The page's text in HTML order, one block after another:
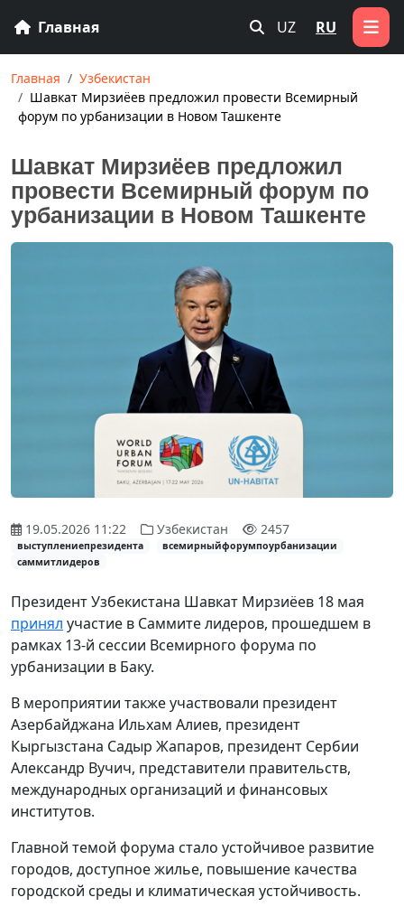
Главная UZ RU
Главная
Узбекистан
Шавкат Мирзиёев предложил провести Всемирный
форум по урбанизации в Новом Ташкенте
Шавкат Мирзиёев предложил
провести Всемирный форум по
урбанизации в Новом Ташкенте
19.05.2026 11:22 Узбекистан 2457
выступлениепрезидента
всемирныйфорумпоурбанизации
саммитлидеров
Президент Узбекистана Шавкат Мирзиёев 18 мая
принял участие в Саммите лидеров, прошедшем в
рамках 13-й сессии Всемирного форума по
урбанизации в Баку.
В мероприятии также участвовали президент
Азербайджана Ильхам Алиев, президент
Кыргызстана Садыр Жапаров, президент Сербии
Александр Вучич, представители правительств,
международных организаций и финансовых
институтов.
Главной темой форума стало устойчивое развитие
городов, доступное жилье, повышение качества
городской среды и климатическая устойчивость.